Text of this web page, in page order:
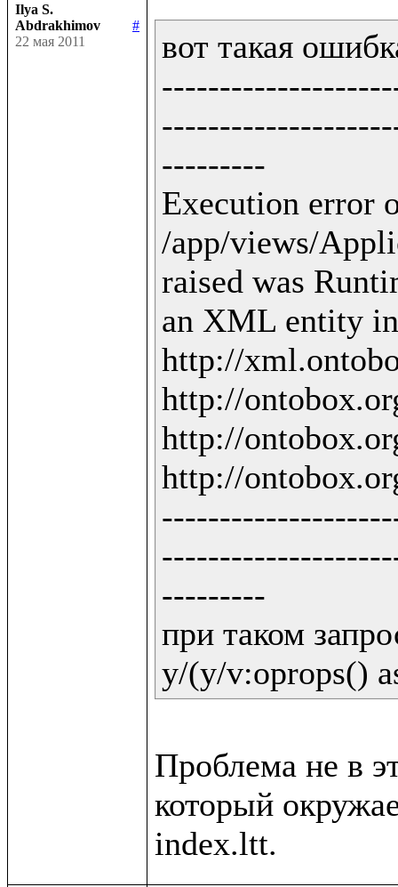
Ilya S.
Abdrakhimov
#
22 мая 2011
вот такая
---------
Execution error
/app/views/
raised was
an XML entity
http://
http://
http://
http://
---------
при таком
y/(y/v:oprops()
Проблема не в
который